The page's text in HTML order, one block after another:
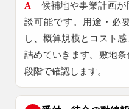
A
候補地や事業計画が
談可能です。用途・必
し、概算規模とコスト
詰めていきます。敷地
段階で確認します。